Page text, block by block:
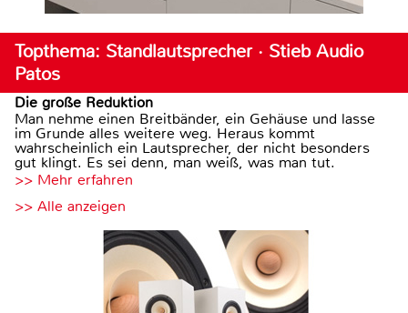
Topthema: Standlautsprecher · Stieb Audio
Patos
Die große Reduktion
Man nehme einen Breitbänder, ein Gehäuse und lasse
im Grunde alles weitere weg. Heraus kommt
wahrscheinlich ein Lautsprecher, der nicht besonders
gut klingt. Es sei denn, man weiß, was man tut.
>> Mehr erfahren
>> Alle anzeigen